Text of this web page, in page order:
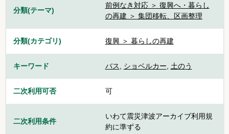
分類(テーマ)
前例なき対応 ＞ 復興へ・暮らし
の再建 ＞ 集団移転、区画整理
分類(カテゴリ) 復興 ＞ 暮らしの再建
キーワード バス, ショベルカー, 土のう
二次利用可否 可
二次利用条件
いわて震災津波アーカイブ利用規
約に準ずる